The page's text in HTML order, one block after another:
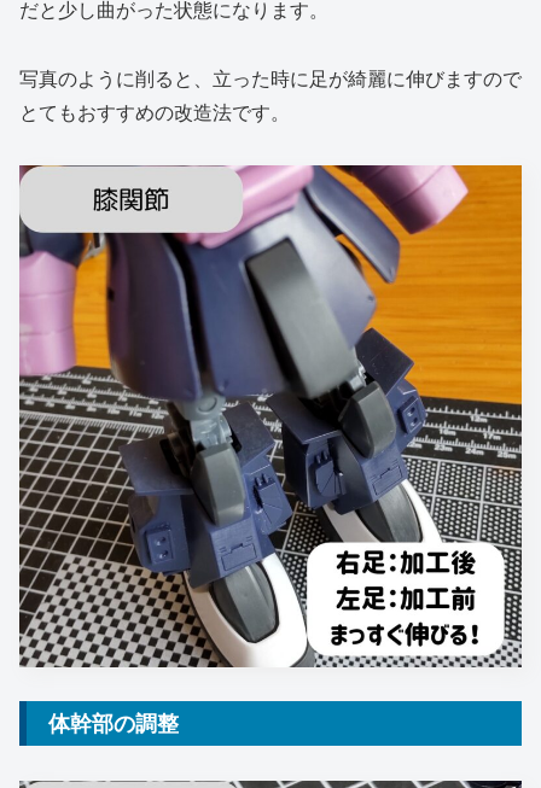
だと少し曲がった状態になります。
写真のように削ると、立った時に足が綺麗に伸びますので
とてもおすすめの改造法です。
体幹部の調整